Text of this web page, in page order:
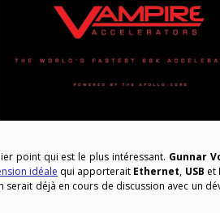
point qui est le plus intéressant. Gunnar
idéale qui apporterait Ethernet, USB et
déjà en cours de discussion avec un